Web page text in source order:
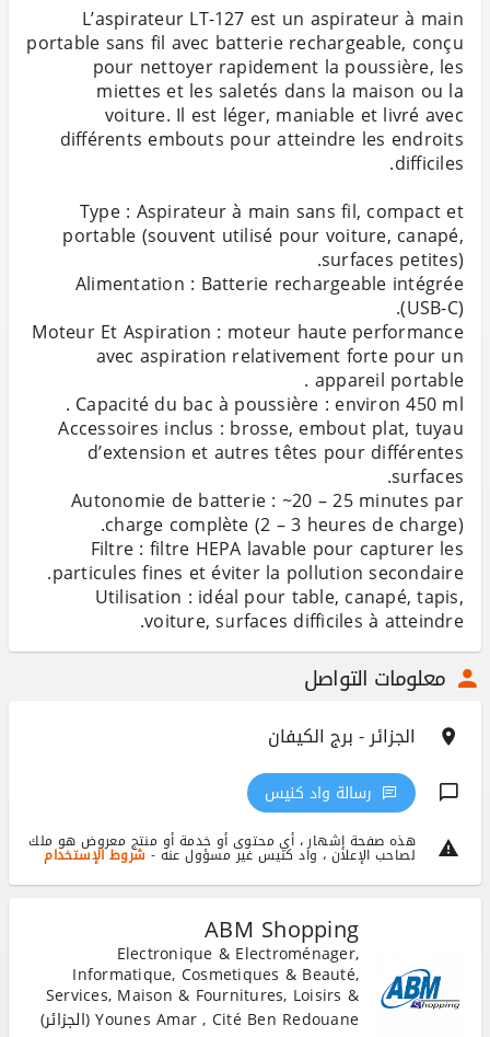
L’aspirateur LT-127 est un aspirateur à main
portable sans fil avec batterie rechargeable, conçu
pour nettoyer rapidement la poussière, les
miettes et les saletés dans la maison ou la
voiture. Il est léger, maniable et livré avec
différents embouts pour atteindre les endroits
Type : Aspirateur à main sans fil, compact et
portable (souvent utilisé pour voiture, canapé,
Alimentation : Batterie rechargeable intégrée
Moteur Et Aspiration : moteur haute performance
avec aspiration relativement forte pour un
Accessoires inclus : brosse, embout plat, tuyau
d’extension et autres têtes pour différentes
Autonomie de batterie : ~20 – 25 minutes par
Filtre : filtre HEPA lavable pour capturer les
Utilisation : idéal pour table, canapé, tapis,
voiture, surfaces difficiles à atteindre.
معلومات التواصل
الجزائر - برج الكيفان
رسالة واد كنيس
هذه صفحة إشهار ، أي محتوى أو خدمة أو منتج معروض هو ملك
لصاحب الإعلان ، واد كنيس غير مسؤول عنه - شروط الإستخدام
ABM Shopping
Electronique & Electroménager,
Informatique, Cosmetiques & Beauté,
Services, Maison & Fournitures, Loisirs &
Divertissements, Matériaux & Equipement
Younes Amar , Cité Ben Redouane (الجزائر)